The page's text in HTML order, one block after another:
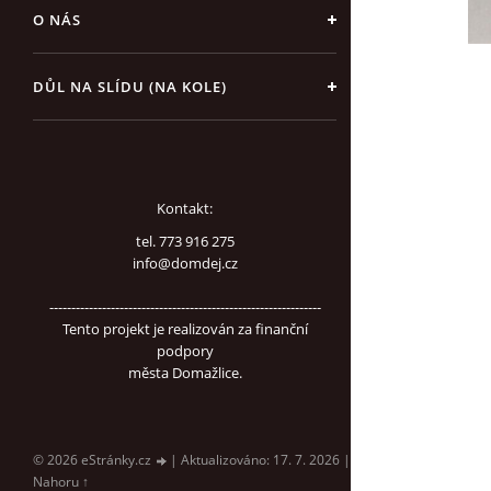
O NÁS
DŮL NA SLÍDU (NA KOLE)
Kontakt:
tel. 773 916 275
info@domdej.cz
--------------------------------------------------------------
Tento projekt je realizován za finanční
podpory
města Domažlice.
© 2026 eStránky.cz | Aktualizováno: 17. 7. 2026 |
Nahoru ↑